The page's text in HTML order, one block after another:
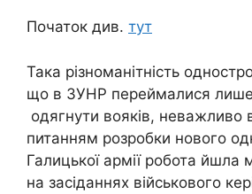
Початок див. тут
Така різноманітність
що в ЗУНР переймалися
одягнути вояків,
питанням розробки нового
Галицької армії робота йшла
на засіданнях військового